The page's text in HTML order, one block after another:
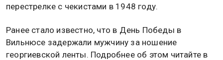
перестрелке с чекистами в 1948 году.
Ранее стало известно, что в День Победы в
Вильнюсе задержали мужчину за ношение
георгиевской ленты. Подробнее об этом читайте в